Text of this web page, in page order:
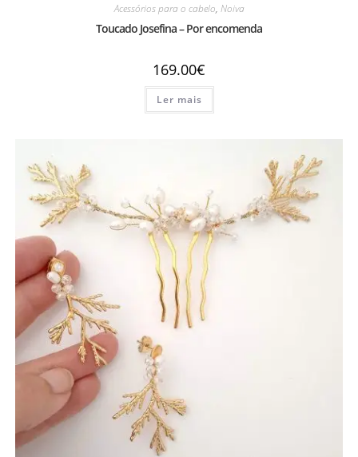
Acessórios para o cabelo, Noiva
Toucado Josefina – Por encomenda
169.00€
Ler mais